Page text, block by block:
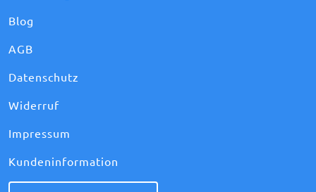
Blog
AGB
Datenschutz
Widerruf
Impressum
Kundeninformation